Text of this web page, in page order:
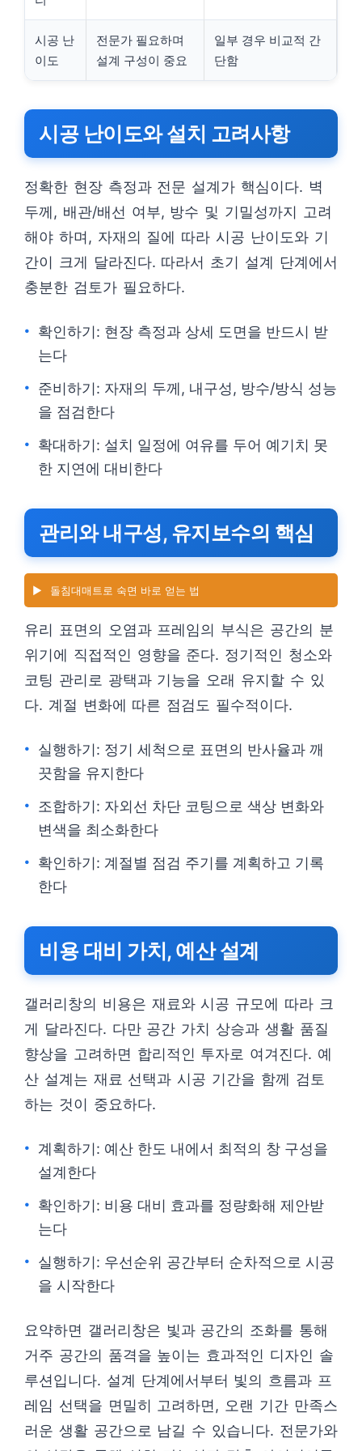
시공 난
이도
전문가 필요하며
설계 구성이 중요
일부 경우 비교적 간
단함
시공 난이도와 설치 고려사항
정확한 현장 측정과 전문 설계가 핵심이다. 벽
두께, 배관/배선 여부, 방수 및 기밀성까지 고려
해야 하며, 자재의 질에 따라 시공 난이도와 기
간이 크게 달라진다. 따라서 초기 설계 단계에서
충분한 검토가 필요하다.
확인하기: 현장 측정과 상세 도면을 반드시 받
는다
준비하기: 자재의 두께, 내구성, 방수/방식 성능
을 점검한다
확대하기: 설치 일정에 여유를 두어 예기치 못
한 지연에 대비한다
관리와 내구성, 유지보수의 핵심
▶️ 돌침대매트로 숙면 바로 얻는 법
유리 표면의 오염과 프레임의 부식은 공간의 분
위기에 직접적인 영향을 준다. 정기적인 청소와
코팅 관리로 광택과 기능을 오래 유지할 수 있
다. 계절 변화에 따른 점검도 필수적이다.
실행하기: 정기 세척으로 표면의 반사율과 깨
끗함을 유지한다
조합하기: 자외선 차단 코팅으로 색상 변화와
변색을 최소화한다
확인하기: 계절별 점검 주기를 계획하고 기록
한다
비용 대비 가치, 예산 설계
갤러리창의 비용은 재료와 시공 규모에 따라 크
게 달라진다. 다만 공간 가치 상승과 생활 품질
향상을 고려하면 합리적인 투자로 여겨진다. 예
산 설계는 재료 선택과 시공 기간을 함께 검토
하는 것이 중요하다.
계획하기: 예산 한도 내에서 최적의 창 구성을
설계한다
확인하기: 비용 대비 효과를 정량화해 제안받
는다
실행하기: 우선순위 공간부터 순차적으로 시공
을 시작한다
요약하면 갤러리창은 빛과 공간의 조화를 통해
거주 공간의 품격을 높이는 효과적인 디자인 솔
루션입니다. 설계 단계에서부터 빛의 흐름과 프
레임 선택을 면밀히 고려하면, 오랜 기간 만족스
러운 생활 공간으로 남길 수 있습니다. 전문가와